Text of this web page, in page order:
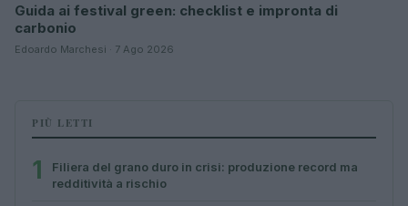
Guida ai festival green: checklist e impronta di
carbonio
Edoardo Marchesi · 7 Ago 2026
PIÙ LETTI
1
Filiera del grano duro in crisi: produzione record ma
redditività a rischio